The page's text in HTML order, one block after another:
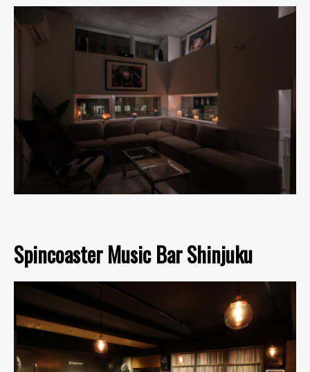
Spincoaster Music Bar Shinjuku